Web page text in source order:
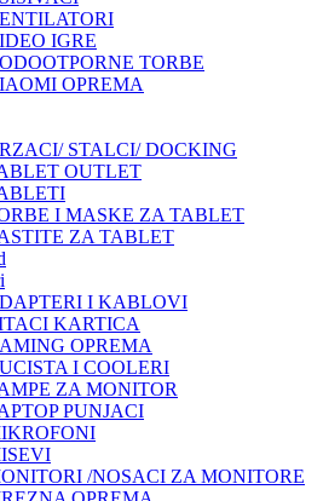
IGRE
TORBE
OPREMA
STALCI/ DOCKING
OUTLET
I MASKE ZA TABLET
ZA TABLET
I KABLOVI
KARTICA
OPREMA
I COOLERI
ZA MONITOR
PUNJACI
/NOSACI ZA MONITORE